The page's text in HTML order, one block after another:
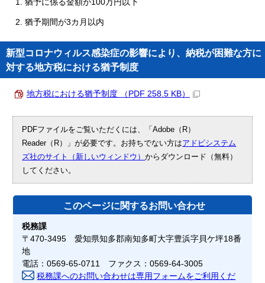
猶予に係る金額が100万円以下
猶予期間が3カ月以内
新型コロナウィルス感染症の影響により、納税が困難な方に
対する地方税における猶予制度
地方税における猶予制度 （PDF 258.5 KB）
PDFファイルをご覧いただくには、「Adobe（R）
Reader（R）」が必要です。お持ちでない方はアドビシステム
ズ社のサイト（新しいウィンドウ）からダウンロード（無料）
してください。
このページに関するお問い合わせ
税務課
〒470-3495 愛知県知多郡南知多町大字豊浜字貝ケ坪18番
地
電話：0569-65-0711 ファクス：0569-64-3005
税務課へのお問い合わせは専用フォームをご利用くだ